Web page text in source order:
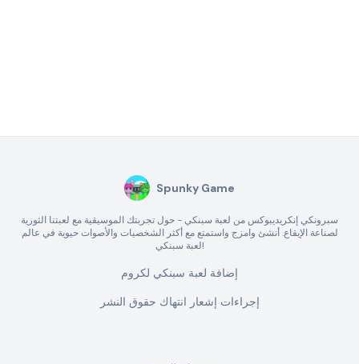
Spunky Game
سبرونكي إنكريديبوكس من لعبة سبنكي - حول تجربتك الموسيقية مع لعبتنا الثورية
لصناعة الإيقاع. أنشئ وامزج واستمتع مع أكثر الشخصيات والأصوات حيوية في عالم
لعبة سبنكي!
إضافة لعبة سبنكي لكروم
إجراءات إشعار انتهاك حقوق النشر